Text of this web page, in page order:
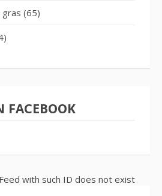
gras (65)
FACEBOOK
with such ID does not exist